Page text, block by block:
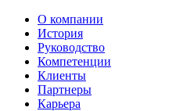
О компании
История
Руководство
Компетенции
Клиенты
Партнеры
Карьера